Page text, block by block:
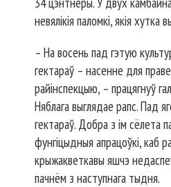
невялікія паломкі, якія хутка
– На восень пад гэтую
гектараў – насенне для
райінспекцыю, – працягнуў
Няблага выглядае рапс. Пад
гектараў. Добра з ім сёлета
фунгіцыдныя апрацоўкі, каб
крыжакветкавы яшчэ
пачнём з наступнага тыдня.